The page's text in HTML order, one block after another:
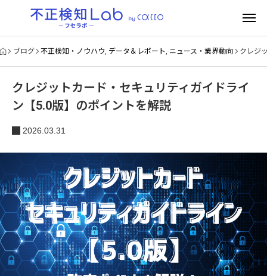
ブログ 不正検知・ノウハウ, データ＆レポート, ニュース・業界動向 クレジ
クレジットカード・セキュリティガイドライ
ン【5.0版】のポイントを解説
2026.03.31